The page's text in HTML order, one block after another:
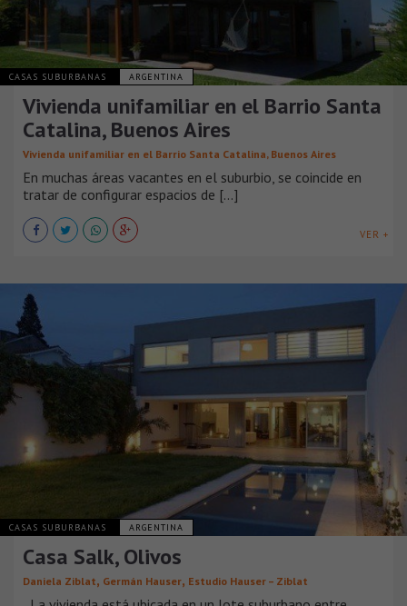
CASAS SUBURBANAS ARGENTINA
Vivienda unifamiliar en el Barrio Santa
Catalina, Buenos Aires
Vivienda unifamiliar en el Barrio Santa Catalina, Buenos Aires
En muchas áreas vacantes en el suburbio, se coincide en
tratar de configurar espacios de [...]
VER +
CASAS SUBURBANAS ARGENTINA
Casa Salk, Olivos
Daniela Ziblat, Germán Hauser, Estudio Hauser – Ziblat